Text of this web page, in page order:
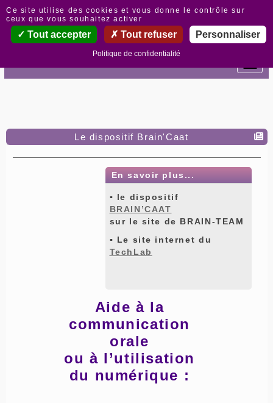
Le dispositif Brain'Caat
En savoir plus...
▪ le dispositif
BRAIN’CAAT
sur le site de BRAIN-TEAM
▪ Le site internet du
TechLab
Aide à la
communication
orale
ou à l’utilisation
du numérique :
Panneau de gestion des cookies
Ce site utilise des cookies et vous donne le contrôle sur
ceux que vous souhaitez activer
Tout accepter Tout refuser Personnaliser
Politique de confidentialité